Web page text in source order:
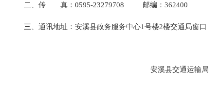
二、传 真： 0595-23279708 邮编：362400
三、通讯地址：安溪县政务服务中心1号楼2楼交通局窗口
安溪县交通运输局